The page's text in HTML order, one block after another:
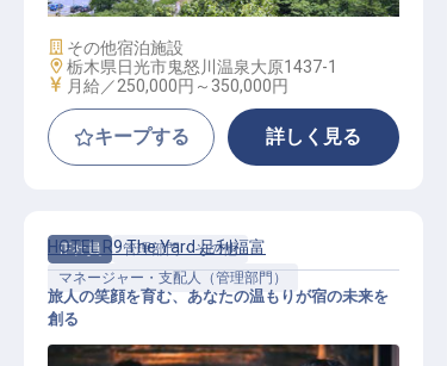
施設業態
その他宿泊施設
勤務地
栃木県日光市鬼怒川温泉大原1437-1
給与
月給／250,000円～ 350,000円
キープする 詳しく見る
正社員
管理部門・その他
マネージャー・支配人（管理部門）
HOTEL R9 The Yard 足利福富
旅人の笑顔を育む、あなたの温もりが宿の未来を
創る